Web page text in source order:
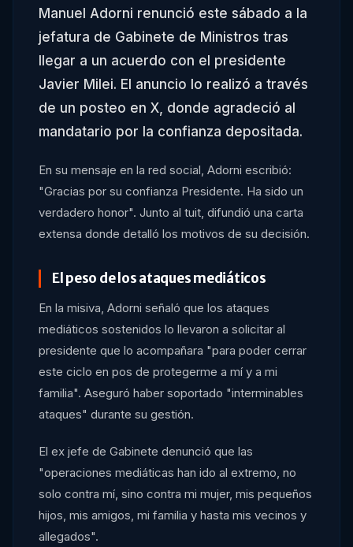
Manuel Adorni renunció este sábado a la
jefatura de Gabinete de Ministros tras
llegar a un acuerdo con el presidente
Javier Milei. El anuncio lo realizó a través
de un posteo en X, donde agradeció al
mandatario por la confianza depositada.
En su mensaje en la red social, Adorni escribió:
"Gracias por su confianza Presidente. Ha sido un
verdadero honor". Junto al tuit, difundió una carta
extensa donde detalló los motivos de su decisión.
El peso de los ataques mediáticos
En la misiva, Adorni señaló que los ataques
mediáticos sostenidos lo llevaron a solicitar al
presidente que lo acompañara "para poder cerrar
este ciclo en pos de protegerme a mí y a mi
familia". Aseguró haber soportado "interminables
ataques" durante su gestión.
El ex jefe de Gabinete denunció que las
"operaciones mediáticas han ido al extremo, no
solo contra mí, sino contra mi mujer, mis pequeños
hijos, mis amigos, mi familia y hasta mis vecinos y
allegados".